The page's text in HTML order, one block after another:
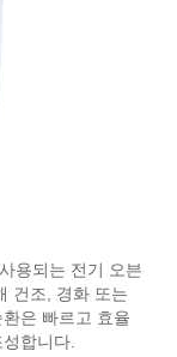
용되는 전기 오븐
건조, 경화 또는
은 빠르고 효율
합니다.